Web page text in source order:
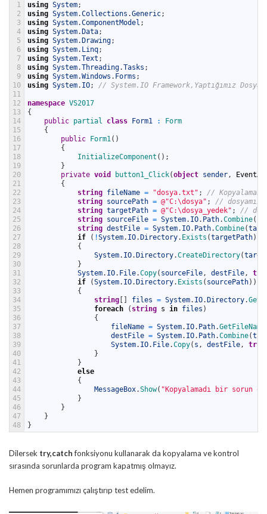
1
2
3
4
5
6
7
8
9
10
11
12
13
14
15
16
17
18
19
20
21
22
23
24
25
26
27
28
29
30
31
32
33
34
35
36
37
38
39
40
41
42
43
44
45
46
47
48
using System;
using System.Collections .Generic;
using System.ComponentModel ;
using System. Data;
using System. Drawing;
using System. Linq;
using System.Text ;
using System.Threading.Tasks ;
using System.Windows . Forms ;
using System. IO; // System.IO Framework,Yaptığımız
namespace VS2017
{
public partial class Form1 :
Form
{
public
Form1( )
{
InitializeComponent ( ) ;
}
private void button1_Click(object sender,
{
string fileName = "dosya.txt" ;
// Kopyalamak
string sourcePath = @"C:\dosya" ;
//
string targetPath = @"C:\dosya_yedek" ;
//
string sourceFile = System. IO. Path.Combine(
string destFile = System. IO. Path.Combine(
if
( !System. IO. Directory. Exists (targetPath)
{
System. IO. Directory.CreateDirectory(
}
System. IO. File.Copy( sourceFile, destFile,
if
(System. IO. Directory. Exists ( sourcePath) )
{
string
files = System. IO. Directory.
foreach
( string s in files )
{
fileName = System. IO. Path.GetFileName
destFile = System. IO. Path.Combine(
System. IO. File.Copy( s , destFile, true
}
}
else
{
MessageBox.Show( "Kopyalamadı bir sorun
}
}
}
}
Dilersek try,catchfonksiyonu kullanarak da kopyalama ve kontrol
sırasında sorunlarda program kapatmış olmayız.
Hemen programımızı çalıştırıp test edelim.